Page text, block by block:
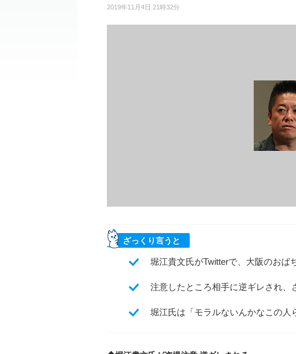
2019年11月4日 21時32分
ざっくり言うと
堀江貴文氏がTwitterで、大阪のおば
注意したところ相手に逆ギレされ、
堀江氏は「モラルないんかなこの人